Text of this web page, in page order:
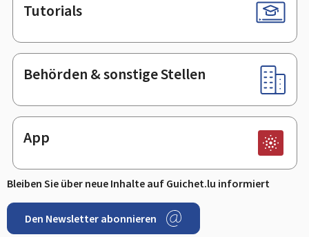
Tutorials
Behörden & sonstige Stellen
App
Bleiben Sie über neue Inhalte auf Guichet.lu informiert
Den Newsletter abonnieren